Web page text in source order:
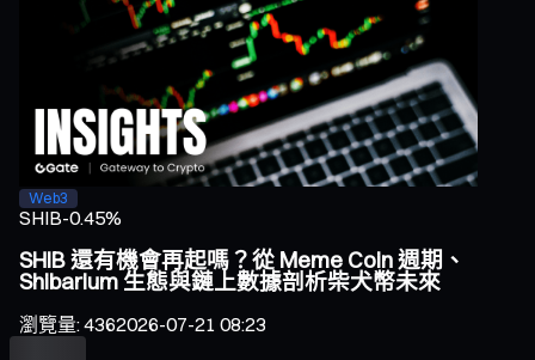
Web3
SHIB-0.45%
SHIB 還有機會再起嗎？從 Meme Coin 週期、
Shibarium 生態與鏈上數據剖析柴犬幣未來
瀏覽量:4362026-07-21 08:23